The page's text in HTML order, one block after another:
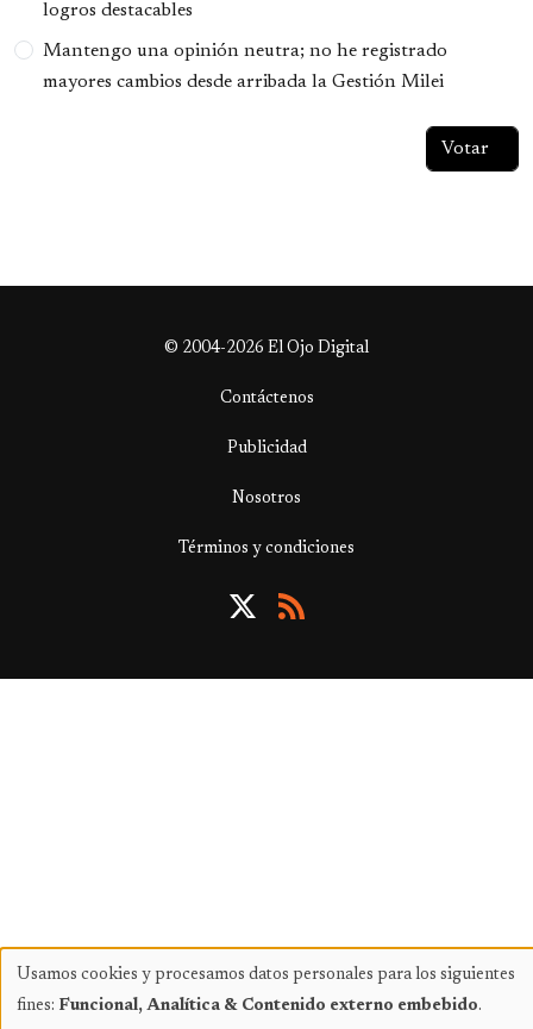
logros destacables
Mantengo una opinión neutra; no he registrado
mayores cambios desde arribada la Gestión Milei
© 2004-2026 El Ojo Digital
Contáctenos
Publicidad
Nosotros
Términos y condiciones
Uso
Usamos cookies y procesamos datos personales para los siguientes
fines: Funcional, Analítica & Contenido externo embebido.